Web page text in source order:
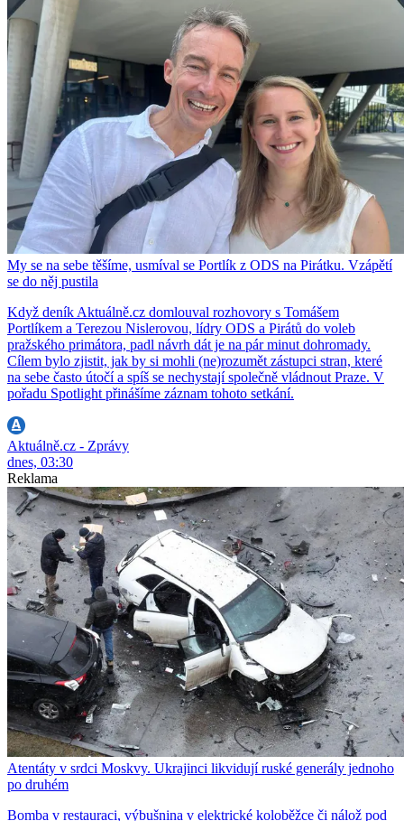
My se na sebe těšíme, usmíval se Portlík z ODS na Pirátku. Vzápětí
se do něj pustila
Když deník Aktuálně.cz domlouval rozhovory s Tomášem
Portlíkem a Terezou Nislerovou, lídry ODS a Pirátů do voleb
pražského primátora, padl návrh dát je na pár minut dohromady.
Cílem bylo zjistit, jak by si mohli (ne)rozumět zástupci stran, které
na sebe často útočí a spíš se nechystají společně vládnout Praze. V
pořadu Spotlight přinášíme záznam tohoto setkání.
Aktuálně.cz - Zprávy
dnes, 03:30
Reklama
Atentáty v srdci Moskvy. Ukrajinci likvidují ruské generály jednoho
po druhém
Bomba v restauraci, výbušnina v elektrické koloběžce či nálož pod